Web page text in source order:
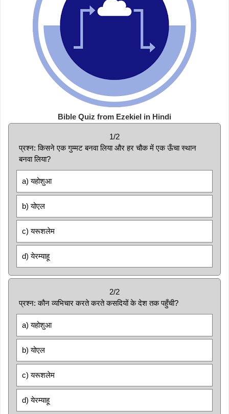
Bible Quiz from Ezekiel in Hindi
1/2
प्रश्न: किसने एक गुम्मट बनवा लिया और हर चौक में एक ऊँचा स्थान
बनवा लिया?
a) यहोशुआ
b) योएल
c) यरूशलेम
d) येरम्याहू
2/2
प्रश्न: कौन व्यभिचार करते करते कसदियों के देश तक पहुँची?
a) यहोशुआ
b) योएल
c) यरूशलेम
d) येरम्याहू